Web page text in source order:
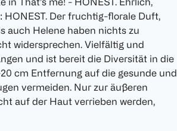
HONEST. Der fruchtig-florale Duft,
auch Helene haben nichts zu
widersprechen. Vielfältig und
und ist bereit die Diversität in die
cm Entfernung auf die gesunde und
vermeiden. Nur zur äußeren
auf der Haut verrieben werden,